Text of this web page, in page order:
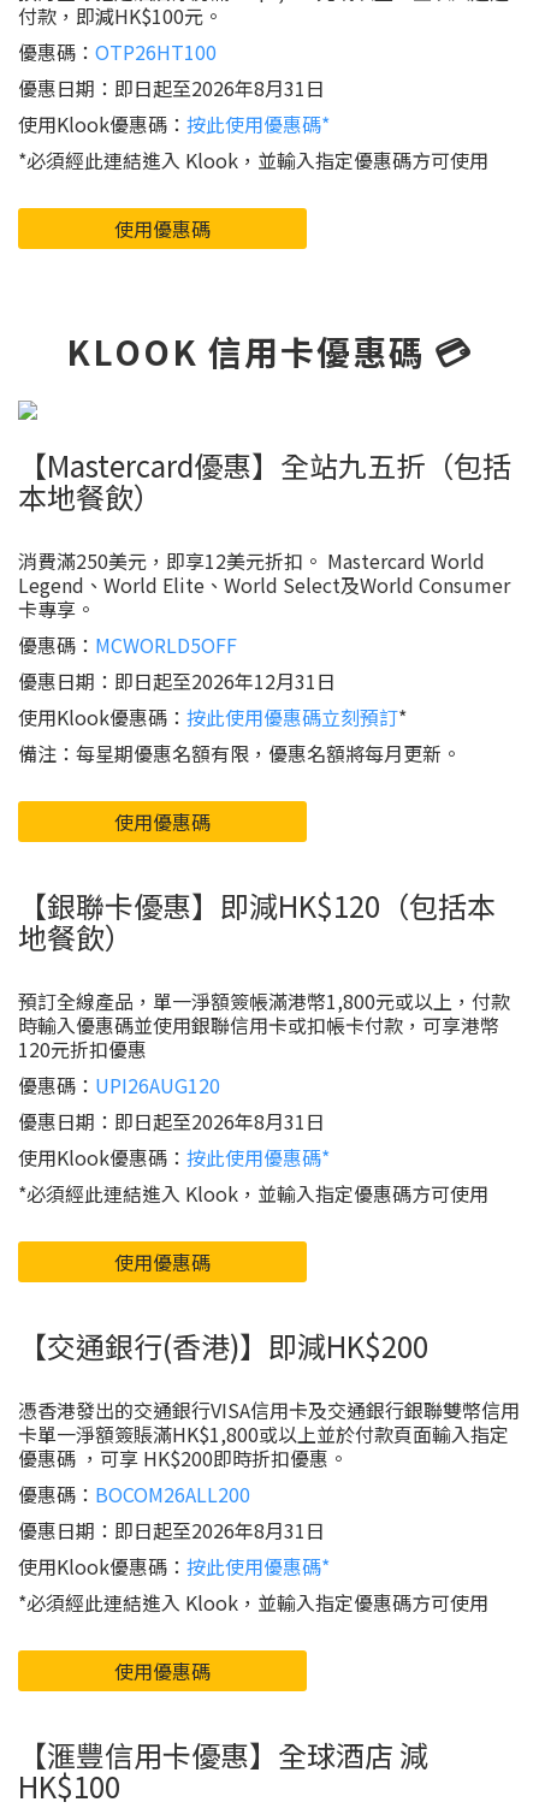
付款，即減HK$100元。
優惠碼： OTP26HT100
優惠日期：即日起至2026年8月31日
使用Klook優惠碼： 按此使用優惠碼*
*必須經此連結進入 Klook，並輸入指定優惠碼方可使用
使用優惠碼
KLOOK 信用卡優惠碼 💳
【Mastercard優惠】全站九五折（包括
本地餐飲）
消費滿250美元，即享12美元折扣。 Mastercard World
Legend、World Elite、World Select及World Consumer
卡專享。
優惠碼： MCWORLD5OFF
優惠日期：即日起至2026年12月31日
使用Klook優惠碼： 按此使用優惠碼立刻預訂*
備注：每星期優惠名額有限，優惠名額將每月更新。
使用優惠碼
【銀聯卡優惠】即減HK$120（包括本
地餐飲）
預訂全線產品，單一淨額簽帳滿港幣1,800元或以上，付款
時輸入優惠碼並使用銀聯信用卡或扣帳卡付款，可享港幣
120元折扣優惠
優惠碼： UPI26AUG120
優惠日期：即日起至2026年8月31日
使用Klook優惠碼： 按此使用優惠碼*
*必須經此連結進入 Klook，並輸入指定優惠碼方可使用
使用優惠碼
【交通銀行(香港)】即減HK$200
憑香港發出的交通銀行VISA信用卡及交通銀行銀聯雙幣信用
卡單一淨額簽賬滿HK$1,800或以上並於付款頁面輸入指定
優惠碼 ，可享 HK$200即時折扣優惠。
優惠碼： BOCOM26ALL200
優惠日期：即日起至2026年8月31日
使用Klook優惠碼： 按此使用優惠碼*
*必須經此連結進入 Klook，並輸入指定優惠碼方可使用
使用優惠碼
【滙豐信用卡優惠】全球酒店 減
HK$100